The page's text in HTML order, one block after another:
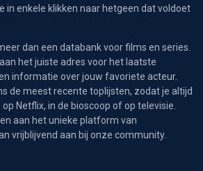
in enkele klikken naar hetgeen dat voldoet
dan een databank voor films en series.
het juiste adres voor het laatste
informatie over jouw favoriete acteur.
de meest recente toplijsten, zodat je altijd
Netflix, in de bioscoop of op televisie.
aan het unieke platform van
vrijblijvend aan bij onze community.